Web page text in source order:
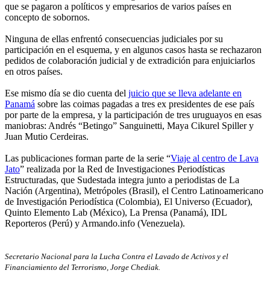
que se pagaron a políticos y empresarios de varios países en
concepto de sobornos.
Ninguna de ellas enfrentó consecuencias judiciales por su
participación en el esquema, y en algunos casos hasta se rechazaron
pedidos de colaboración judicial y de extradición para enjuiciarlos
en otros países.
Ese mismo día se dio cuenta del juicio que se lleva adelante en
Panamá sobre las coimas pagadas a tres ex presidentes de ese país
por parte de la empresa, y la participación de tres uruguayos en esas
maniobras: Andrés “Betingo” Sanguinetti, Maya Cikurel Spiller y
Juan Mutio Cerdeiras.
Las publicaciones forman parte de la serie “Viaje al centro de Lava
Jato” realizada por la Red de Investigaciones Periodísticas
Estructuradas, que Sudestada integra junto a periodistas de La
Nación (Argentina), Metrópoles (Brasil), el Centro Latinoamericano
de Investigación Periodística (Colombia), El Universo (Ecuador),
Quinto Elemento Lab (México), La Prensa (Panamá), IDL
Reporteros (Perú) y Armando.info (Venezuela).
Secretario Nacional para la Lucha Contra el Lavado de Activos y el
Financiamiento del Terrorismo, Jorge Chediak.